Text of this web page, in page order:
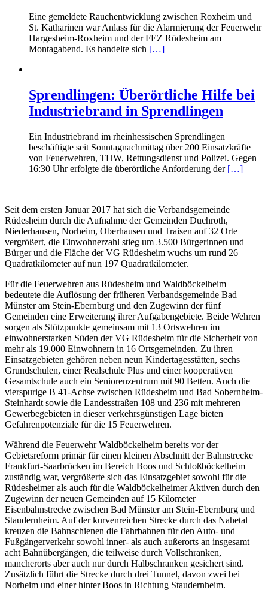
Eine gemeldete Rauchentwicklung zwischen Roxheim und
St. Katharinen war Anlass für die Alarmierung der Feuerwehr
Hargesheim-Roxheim und der FEZ Rüdesheim am
Montagabend. Es handelte sich […]
Sprendlingen: Überörtliche Hilfe bei
Industriebrand in Sprendlingen
Ein Industriebrand im rheinhessischen Sprendlingen
beschäftigte seit Sonntagnachmittag über 200 Einsatzkräfte
von Feuerwehren, THW, Rettungsdienst und Polizei. Gegen
16:30 Uhr erfolgte die überörtliche Anforderung der […]
Seit dem ersten Januar 2017 hat sich die Verbandsgemeinde
Rüdesheim durch die Aufnahme der Gemeinden Duchroth,
Niederhausen, Norheim, Oberhausen und Traisen auf 32 Orte
vergrößert, die Einwohnerzahl stieg um 3.500 Bürgerinnen und
Bürger und die Fläche der VG Rüdesheim wuchs um rund 26
Quadratkilometer auf nun 197 Quadratkilometer.
Für die Feuerwehren aus Rüdesheim und Waldböckelheim
bedeutete die Auflösung der früheren Verbandsgemeinde Bad
Münster am Stein-Ebernburg und den Zugewinn der fünf
Gemeinden eine Erweiterung ihrer Aufgabengebiete. Beide Wehren
sorgen als Stützpunkte gemeinsam mit 13 Ortswehren im
einwohnerstarken Süden der VG Rüdesheim für die Sicherheit von
mehr als 19.000 Einwohnern in 16 Ortsgemeinden. Zu ihren
Einsatzgebieten gehören neben neun Kindertagesstätten, sechs
Grundschulen, einer Realschule Plus und einer kooperativen
Gesamtschule auch ein Seniorenzentrum mit 90 Betten. Auch die
vierspurige B 41-Achse zwischen Rüdesheim und Bad Sobernheim-
Steinhardt sowie die Landesstraßen 108 und 236 mit mehreren
Gewerbegebieten in dieser verkehrsgünstigen Lage bieten
Gefahrenpotenziale für die 15 Feuerwehren.
Während die Feuerwehr Waldböckelheim bereits vor der
Gebietsreform primär für einen kleinen Abschnitt der Bahnstrecke
Frankfurt-Saarbrücken im Bereich Boos und Schloßböckelheim
zuständig war, vergrößerte sich das Einsatzgebiet sowohl für die
Rüdesheimer als auch für die Waldböckelheimer Aktiven durch den
Zugewinn der neuen Gemeinden auf 15 Kilometer
Eisenbahnstrecke zwischen Bad Münster am Stein-Ebernburg und
Staudernheim. Auf der kurvenreichen Strecke durch das Nahetal
kreuzen die Bahnschienen die Fahrbahnen für den Auto- und
Fußgängerverkehr sowohl inner- als auch außerorts an insgesamt
acht Bahnübergängen, die teilweise durch Vollschranken,
mancherorts aber auch nur durch Halbschranken gesichert sind.
Zusätzlich führt die Strecke durch drei Tunnel, davon zwei bei
Norheim und einer hinter Boos in Richtung Staudernheim.